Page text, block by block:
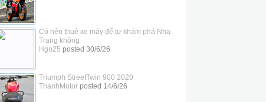
Có nên thuê xe máy để tự khám phá Nha
Trang không
Hgo25 posted 30/6/26
Triumph StreetTwin 900 2020
ThanhMotorposted 14/6/26